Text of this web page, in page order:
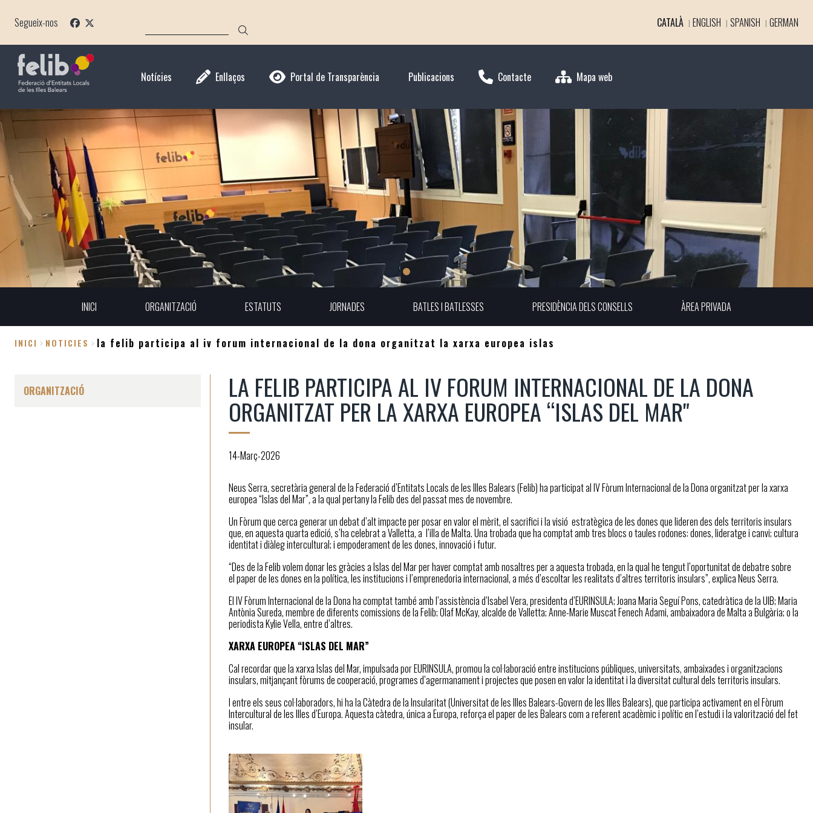
Segueix-nos CATALÀ ENGLISH SPANISH GERMAN
Notícies Enllaços Portal de Transparència Publicacions Contacte Mapa web
INICI ORGANITZACIÓ ESTATUTS JORNADES BATLES I BATLESSES PRESIDÈNCIA DELS CONSELLS ÀREA PRIVADA
d'Ariadna
INICI NOTICIES la felib participa al iv forum internacional de la dona organitzat la xarxa europea islas
ORGANITZACIÓ LA FELIB PARTICIPA AL IV FORUM INTERNACIONAL DE LA DONA
ORGANITZAT PER LA XARXA EUROPEA “ISLAS DEL MAR"
14-Març-2026
Neus Serra, secretària general de la Federació d’Entitats Locals de les Illes Balears (Felib) ha participat al IV Fòrum Internacional de la Dona organitzat per la xarxa
europea “Islas del Mar”, a la qual pertany la Felib des del passat mes de novembre.
Un Fòrum que cerca generar un debat d’alt impacte per posar en valor el mèrit, el sacrifici i la visió estratègica de les dones que lideren des dels territoris insulars
que, en aquesta quarta edició, s’ha celebrat a Valletta, a l’illa de Malta. Una trobada que ha comptat amb tres blocs o taules rodones: dones, lideratge i canvi; cultura
identitat i diàleg intercultural; i empoderament de les dones, innovació i futur.
“Des de la Felib volem donar les gràcies a Islas del Mar per haver comptat amb nosaltres per a aquesta trobada, en la qual he tengut l’oportunitat de debatre sobre
el paper de les dones en la política, les institucions i l’emprenedoria internacional, a més d’escoltar les realitats d’altres territoris insulars”, explica Neus Serra.
El IV Fòrum Internacional de la Dona ha comptat també amb l’assistència d’Isabel Vera, presidenta d’EURINSULA; Joana Maria Seguí Pons, catedràtica de la UIB; Maria
Antònia Sureda, membre de diferents comissions de la Felib; Olaf McKay, alcalde de Valletta; Anne-Marie Muscat Fenech Adami, ambaixadora de Malta a Bulgària; o la
periodista Kylie Vella, entre d’altres.
XARXA EUROPEA “ISLAS DEL MAR”
Cal recordar que la xarxa Islas del Mar, impulsada por EURINSULA, promou la col·laboració entre institucions públiques, universitats, ambaixades i organitzacions
insulars, mitjançant fòrums de cooperació, programes d’agermanament i projectes que posen en valor la identitat i la diversitat cultural dels territoris insulars.
I entre els seus col·laboradors, hi ha la Càtedra de la Insularitat (Universitat de les Illes Balears-Govern de les Illes Balears), que participa activament en el Fòrum
Intercultural de les Illes d’Europa. Aquesta càtedra, única a Europa, reforça el paper de les Balears com a referent acadèmic i polític en l’estudi i la valorització del fet
insular.